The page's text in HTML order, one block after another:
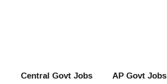
Central Govt Jobs AP Govt Jobs